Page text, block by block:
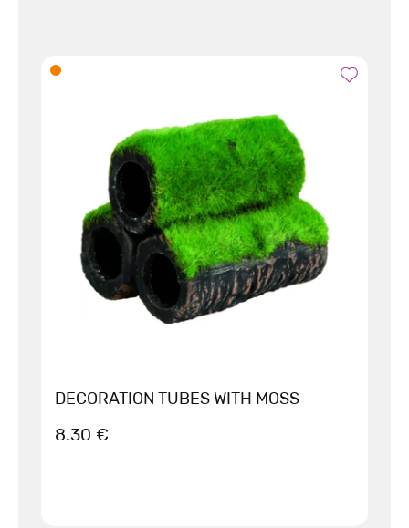
DECORATION TUBES WITH MOSS
8.30 €